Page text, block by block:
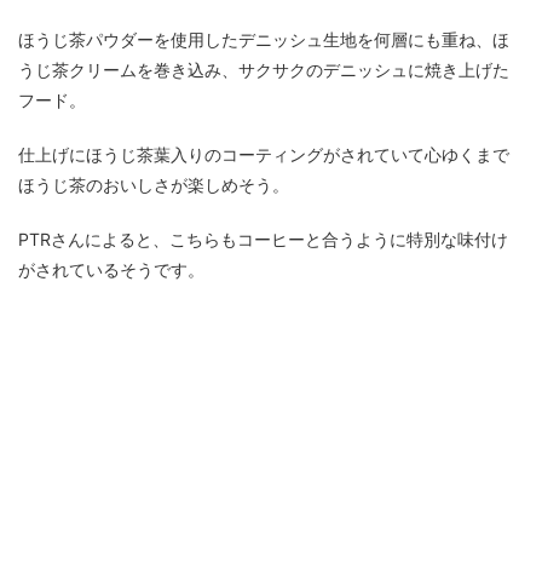
ほうじ茶パウダーを使用したデニッシュ生地を何層にも重ね、ほ
うじ茶クリームを巻き込み、サクサクのデニッシュに焼き上げた
フード。
仕上げにほうじ茶葉入りのコーティングがされていて心ゆくまで
ほうじ茶のおいしさが楽しめそう。
PTRさんによると、こちらもコーヒーと合うように特別な味付け
がされているそうです。